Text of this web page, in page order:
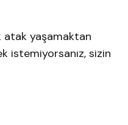
atak yaşamaktan
istemiyorsanız, sizin